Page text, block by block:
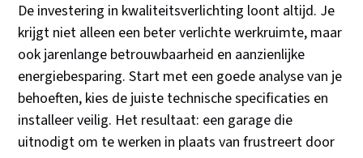
De investering in kwaliteitsverlichting loont altijd. Je
krijgt niet alleen een beter verlichte werkruimte, maar
ook jarenlange betrouwbaarheid en aanzienlijke
energiebesparing. Start met een goede analyse van je
behoeften, kies de juiste technische specificaties en
installeer veilig. Het resultaat: een garage die
uitnodigt om te werken in plaats van frustreert door